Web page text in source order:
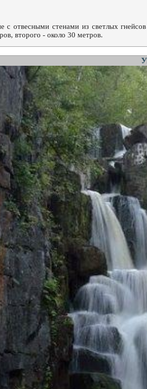
с отвесными стенами из светлых
второго - около 30 метров.